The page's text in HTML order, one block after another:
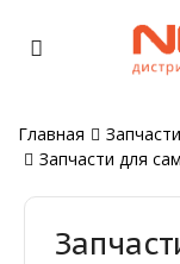
Главная
Запчасти для